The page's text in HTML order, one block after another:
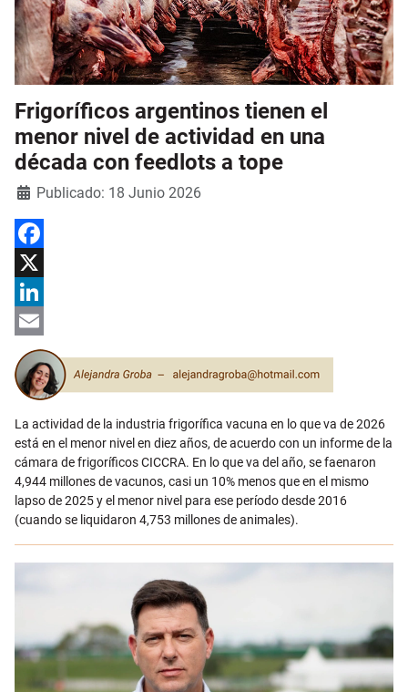
Frigoríficos argentinos tienen el
menor nivel de actividad en una
década con feedlots a tope
Detalles
Publicado: 18 Junio 2026
Facebook
X
LinkedIn
Email
La actividad de la industria frigorífica vacuna en lo que va de 2026
está en el menor nivel en diez años, de acuerdo con un informe de la
cámara de frigoríficos CICCRA. En lo que va del año, se faenaron
4,944 millones de vacunos, casi un 10% menos que en el mismo
lapso de 2025 y el menor nivel para ese período desde 2016
(cuando se liquidaron 4,753 millones de animales).